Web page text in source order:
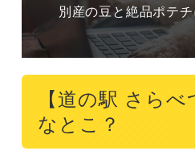
別産の豆と絶品ポテ
【道の駅 さら
なとこ？